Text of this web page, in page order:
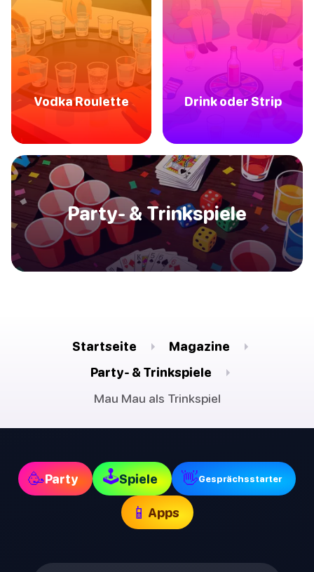
Vodka Roulette Drink oder Strip
Party- & Trinkspiele
Startseite
Magazine
Party- & Trinkspiele
Mau Mau als Trinkspiel
🥳Party 🕹Spiele 👋Gesprächsstarter
📱 Apps